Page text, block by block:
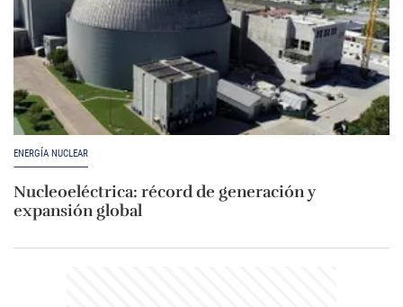
ENERGÍA NUCLEAR
Nucleoeléctrica: récord de generación y
expansión global